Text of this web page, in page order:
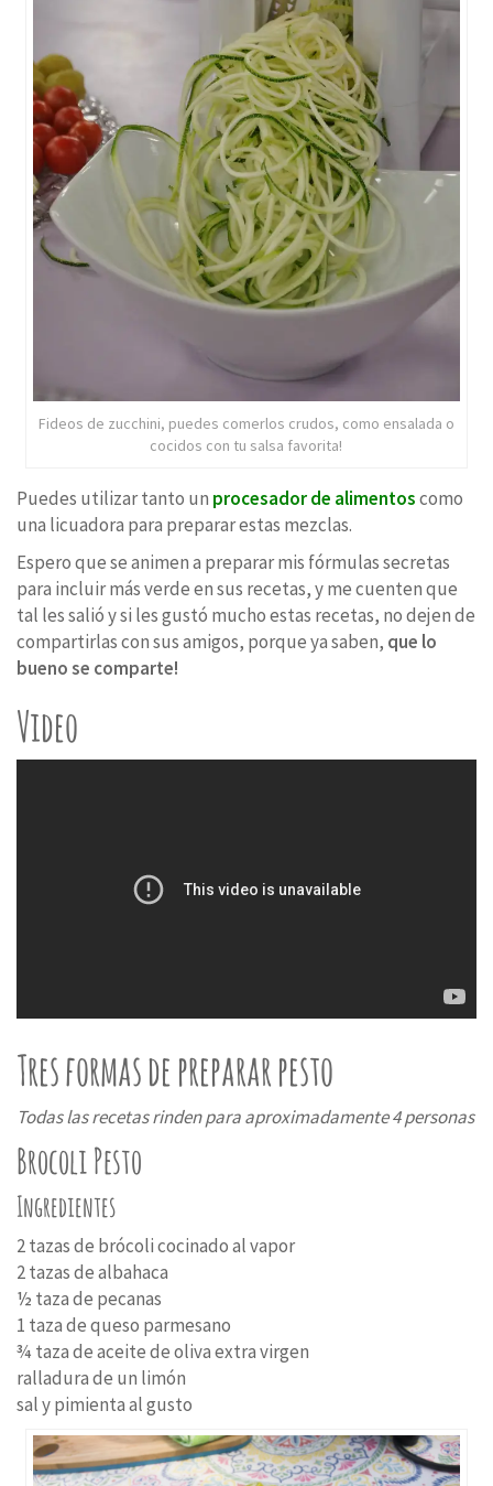
Fideos de zucchini, puedes comerlos crudos, como ensalada o
cocidos con tu salsa favorita!
Puedes utilizar tanto un procesador de alimentoscomo
una licuadora para preparar estas mezclas.
Espero que se animen a preparar mis fórmulas secretas
para incluir más verde en sus recetas, y me cuenten que
tal les salió y si les gustó mucho estas recetas, no dejen de
compartirlas con sus amigos, porque ya saben, que lo
bueno se comparte!
Video
Tres formas de preparar pesto
Todas las recetas rinden para aproximadamente 4 personas
Brocoli Pesto
Ingredientes
2 tazas de brócoli cocinado al vapor
2 tazas de albahaca
½ taza de pecanas
1 taza de queso parmesano
¾ taza de aceite de oliva extra virgen
ralladura de un limón
sal y pimienta al gusto